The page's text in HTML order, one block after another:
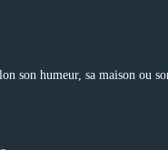
son humeur, sa maison ou